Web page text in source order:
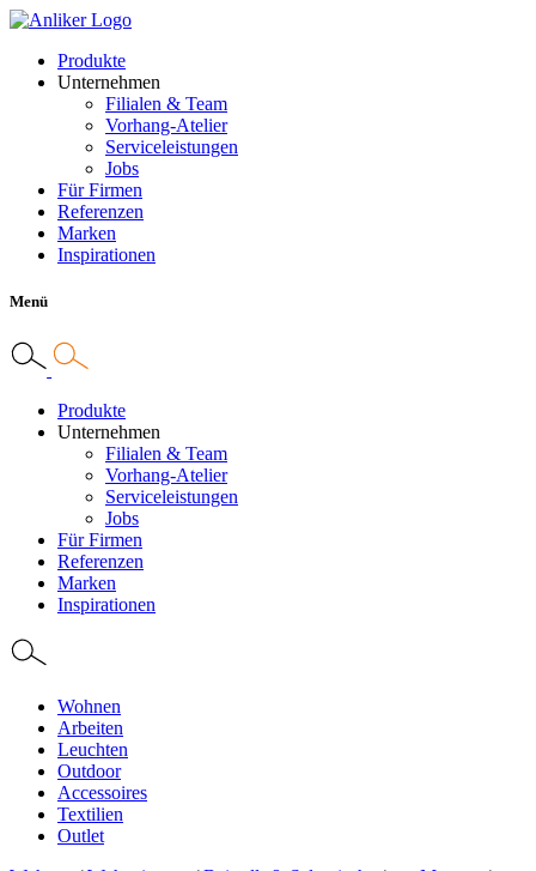
Produkte
Unternehmen
Filialen & Team
Vorhang-Atelier
Serviceleistungen
Jobs
Für Firmen
Referenzen
Marken
Inspirationen
Menü
Produkte
Unternehmen
Filialen & Team
Vorhang-Atelier
Serviceleistungen
Jobs
Für Firmen
Referenzen
Marken
Inspirationen
Wohnen
Arbeiten
Leuchten
Outdoor
Accessoires
Textilien
Outlet